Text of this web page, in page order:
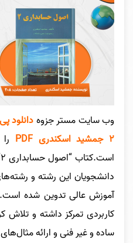
وب سایت مستر جزوهدانلود
۲ جمشید اسکندری PDF
دانشجویان این رشته و
آموزش عالی تدوین شده است.
کاربردی تمرکز داشته و تلاش
ساده و غیر فنی و ارائه